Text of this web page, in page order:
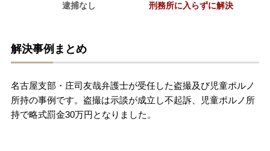
弁護士紹介
弁護士費用
逮捕なし 刑務所に入らずに解決
解決事例まとめ
名古屋支部・庄司友哉弁護士が受任した盗撮及び児童ポルノ
所持の事例です。盗撮は示談が成立し不起訴、児童ポルノ所
持で略式罰金30万円となりました。